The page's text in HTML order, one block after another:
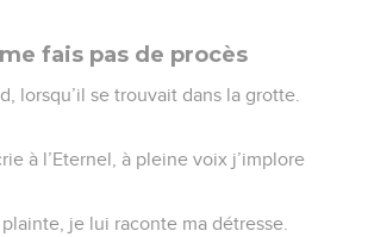
fais pas de procès
lorsqu’il se trouvait dans la grotte.
à l’Eternel, à pleine voix j’implore
je lui raconte ma détresse.